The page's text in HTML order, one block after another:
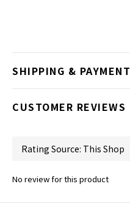
SHIPPING & PAYMENT
CUSTOMER REVIEWS
No review for this product